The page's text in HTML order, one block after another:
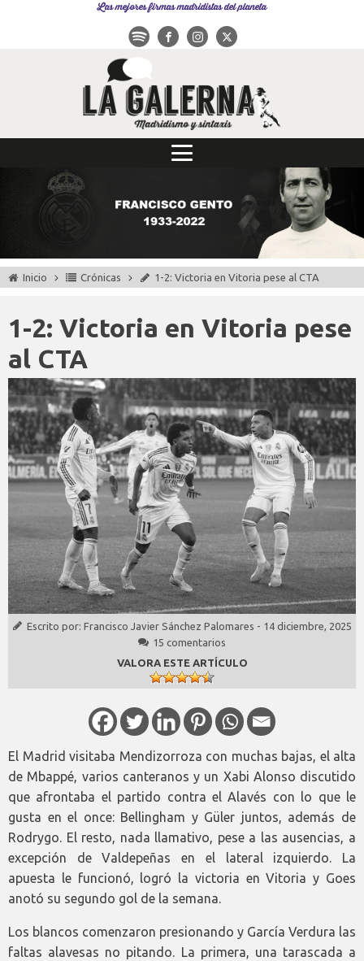
Las mejores firmas madridistas del planeta
Inicio Crónicas 1-2: Victoria en Vitoria pese al CTA
1-2: Victoria en Vitoria pese
al CTA
Escrito por: Francisco Javier Sánchez Palomares - 14 diciembre, 2025
15 comentarios
VALORA ESTE ARTÍCULO
El Madrid visitaba Mendizorroza con muchas bajas, el alta
de Mbappé, varios canteranos y un Xabi Alonso discutido
que afrontaba el partido contra el Alavés con lo que le
gusta en el once: Bellingham y Güler juntos, además de
Rodrygo. El resto, nada llamativo, pese a las ausencias, a
excepción de Valdepeñas en el lateral izquierdo. La
apuesta le funcionó, logró la victoria en Vitoria y Goes
anotó su segundo gol de la semana.
Los blancos comenzaron presionando y García Verdura las
faltas alavesas no pitando. La primera, una tarascada a